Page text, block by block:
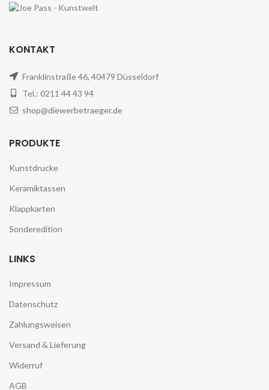
KONTAKT
Franklinstraße 46, 40479 Düsseldorf
Tel.: 0211 44 43 94
shop@diewerbetraeger.de
PRODUKTE
Kunstdrucke
Keramiktassen
Klappkarten
Sonderedition
LINKS
Impressum
Datenschutz
Zahlungsweisen
Versand & Lieferung
Widerruf
AGB